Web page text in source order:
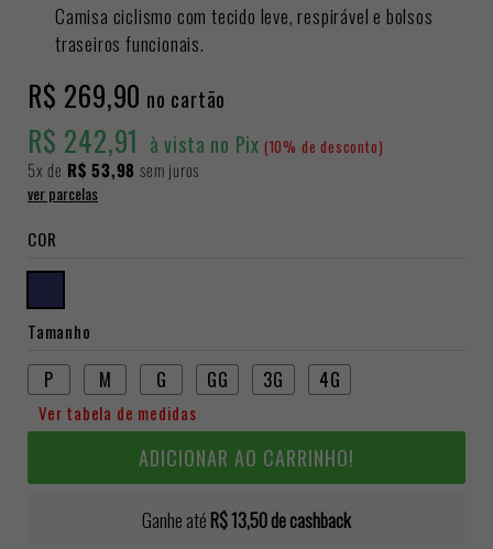
Camisa ciclismo com tecido leve, respirável e bolsos
traseiros funcionais.
R$ 269,90 no cartão
R$ 242,91 à vista no Pix (10% de desconto)
5x de R$ 53,98 sem juros
ver parcelas
COR
Tamanho
P M G GG 3G 4G
Ver tabela de medidas
ADICIONAR AO CARRINHO!
Ganhe até R$ 13,50de cashback